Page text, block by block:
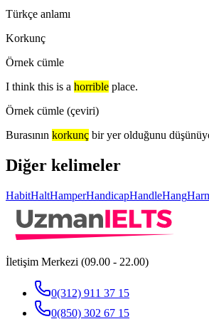
Türkçe anlamı
Korkunç
Örnek cümle
I think this is a horrible place.
Örnek cümle (çeviri)
Burasının korkunç bir yer olduğunu
Diğer kelimeler
HabitHaltHamperHandicapHandleHang
İletişim Merkezi (09.00 - 22.00)
0(312) 911 37 15
0(850) 302 67 15